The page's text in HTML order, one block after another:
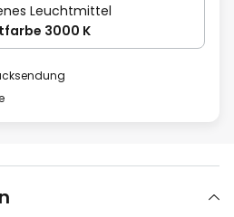
Leuchtmittel
3000 K